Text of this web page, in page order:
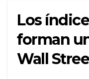
Los
forman
Wall